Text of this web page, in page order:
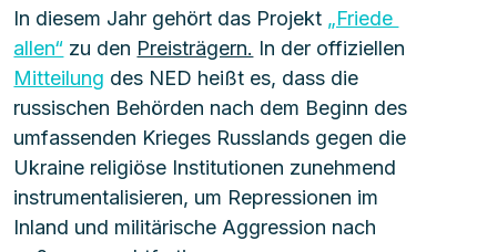
In diesem Jahr gehört das Projekt „Friede
allen“ zu den Preisträgern. In der offiziellen
Mitteilung des NED heißt es, dass die
russischen Behörden nach dem Beginn des
umfassenden Krieges Russlands gegen die
Ukraine religiöse Institutionen zunehmend
instrumentalisieren, um Repressionen im
Inland und militärische Aggression nach